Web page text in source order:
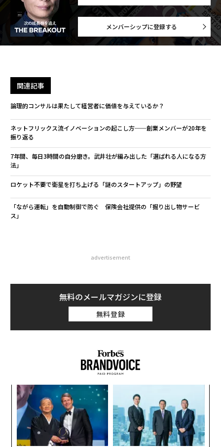
メンバーシップに登録する
関連記事
論理的コンサルは果たして経営者に価値を与えているか？
ネットフリックス流イノベーションの起こし方──創業メンバーが20年を
振り返る
7年間、毎日3時間の自分磨き。武井壮が編み出した「選ばれる人になる方
法」
ロケット不要で衛星を打ち上げる「謎のスタートアップ」の野望
「ながら運転」を自動制御で防ぐ 保険会社提供の「掘り出し物サービ
ス」
advertisement
無料のメールマガジンに登録
無料登録